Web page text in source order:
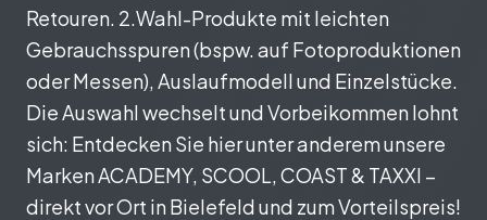
Retouren. 2.Wahl-Produkte mit leichten
Gebrauchsspuren (bspw. auf Fotoproduktionen
oder Messen), Auslaufmodell und Einzelstücke.
Die Auswahl wechselt und Vorbeikommen lohnt
sich: Entdecken Sie hier unter anderem unsere
Marken ACADEMY, SCOOL, COAST & TAXXI –
direkt vor Ort in Bielefeld und zum Vorteilspreis!